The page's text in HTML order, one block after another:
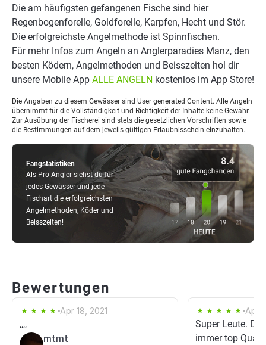
Fangstatistiken
Als Pro-Angler siehst du für
jedes Gewässer und jede
Fischart die erfolgreichsten
Angelmethoden, Köder und
Beisszeiten!
Die am häufigsten gefangenen Fische sind hier
Regenbogenforelle, Goldforelle, Karpfen, Hecht und Stör.
Die erfolgreichste Angelmethode ist Spinnfischen.
Für mehr Infos zum Angeln an Anglerparadies Manz, den
besten Ködern, Angelmethoden und Beisszeiten hol dir
unsere Mobile App ALLE ANGELN kostenlos im App Store!
Die Angaben zu diesem Gewässer sind User generated Content. Alle Angeln
übernimmt für die Vollständigkeit und Richtigkeit der Inhalte keine Gewähr.
Zur Ausübung der Fischerei sind stets die gesetzlichen Vorschriften sowie
die Bestimmungen auf dem jeweils gültigen Erlaubnisschein einzuhalten.
Bewertungen
Apr 18, 2021
,,,,
mtmt
Apr
Super Leute.
immer top